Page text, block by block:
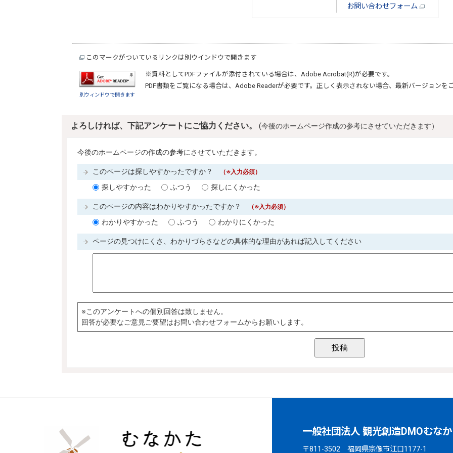
お問い合わせフォーム
このマークがついているリンクは別ウインドウで開きます
別ウィンドウで開きます
※資料としてPDFファイルが添付されている場合は、 Adobe Acrobat(R)が必要です。
PDF書類をご覧になる場合は、 Adobe Readerが必要です。正しく表示されない場合、最新バージョンを
一般社団法人 観光創造DMOむな
〒811-3502 福岡県宗像市江口1177-1